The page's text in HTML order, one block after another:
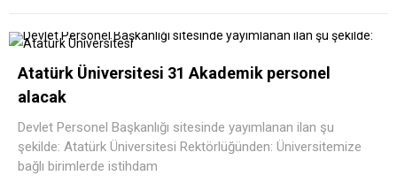
Atatürk Üniversitesi 31 Akademik personel
alacak
Devlet Personel Başkanlığı sitesinde yayımlanan ilan şu
şekilde: Atatürk Üniversitesi Rektörlüğünden: Üniversitemize
bağlı birimlerde istihdam